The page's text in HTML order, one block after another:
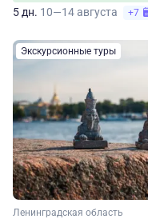
5 дн. 10—14 августа +7
Экскурсионные туры
Ленинградская область